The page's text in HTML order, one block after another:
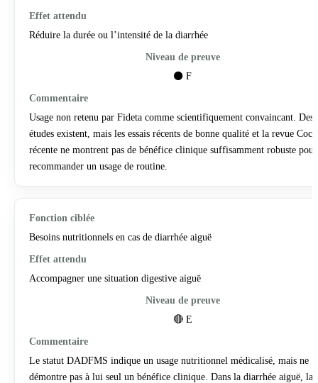
Réduire la durée ou l’intensité de la diarrhée
⚫ F
Usage non retenu par Fideta comme scientifiquement convaincant. Des
études existent, mais les essais récents de bonne qualité et la revue
récente ne montrent pas de bénéfice clinique suffisamment robuste pour
recommander un usage de routine.
Besoins nutritionnels en cas de diarrhée aiguë
Accompagner une situation digestive aiguë
🔴 E
Le statut DADFMS indique un usage nutritionnel médicalisé, mais ne
démontre pas à lui seul un bénéfice clinique. Dans la diarrhée aiguë, la